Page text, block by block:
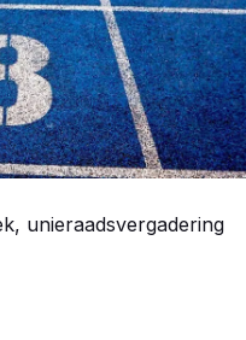
unieraadsvergadering